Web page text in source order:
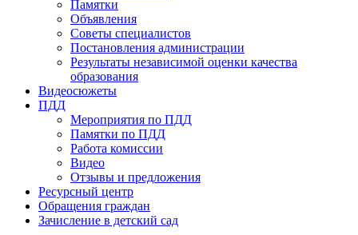
Памятки
Объявления
Советы специалистов
Постановления администрации
Результаты независимой оценки качества
образования
Видеосюжеты
ПДД
Мероприятия по ПДД
Памятки по ПДД
Работа комиссии
Видео
Отзывы и предложения
Ресурсный центр
Обращения граждан
Зачисление в детский сад